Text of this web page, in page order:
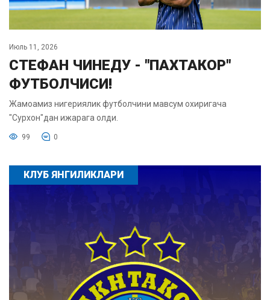
Июль 11, 2026
СТЕФАН ЧИНЕДУ - "ПАХТАКОР"
ФУТБОЛЧИСИ!
Жамоамиз нигериялик футболчини мавсум охиригача
"Сурхон"дан ижарага олди.
99 0
КЛУБ ЯНГИЛИКЛАРИ